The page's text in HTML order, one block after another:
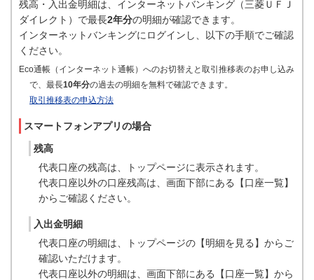
残高・入出金明細は、インターネットバンキング（三菱ＵＦＪ
ダイレクト）で最長2年分の明細が確認できます。
インターネットバンキングにログインし、以下の手順でご確認
ください。
Eco通帳（インターネット通帳）へのお切替えと取引推移表のお申し込み
で、最長10年分の過去の明細を無料で確認できます。
取引推移表の申込方法
スマートフォンアプリの場合
残高
代表口座の残高は、トップページに表示されます。
代表口座以外の口座残高は、画面下部にある【口座一覧】
からご確認ください。
入出金明細
代表口座の明細は、トップページの【明細を見る】からご
確認いただけます。
代表口座以外の明細は、画面下部にある【口座一覧】から